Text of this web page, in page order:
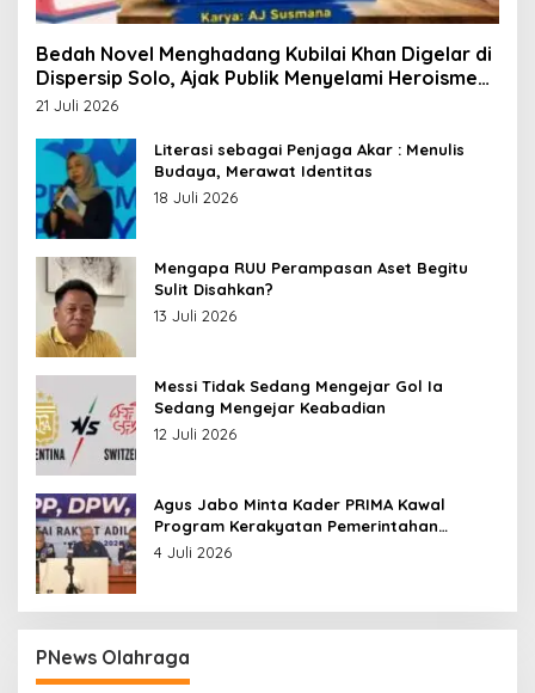
Bedah Novel Menghadang Kubilai Khan Digelar di
Dispersip Solo, Ajak Publik Menyelami Heroisme
Leluhur Nusantara
21 Juli 2026
Literasi sebagai Penjaga Akar : Menulis
Budaya, Merawat Identitas
18 Juli 2026
Mengapa RUU Perampasan Aset Begitu
Sulit Disahkan?
13 Juli 2026
Messi Tidak Sedang Mengejar Gol Ia
Sedang Mengejar Keabadian
12 Juli 2026
Agus Jabo Minta Kader PRIMA Kawal
Program Kerakyatan Pemerintahan
Prabowo
4 Juli 2026
PNews Olahraga